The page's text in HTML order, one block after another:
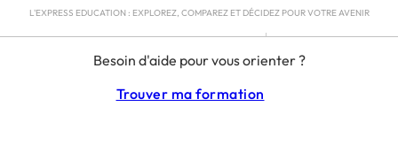
Besoin d'aide pour vous orienter ?
Trouver ma formation
L'EXPRESS EDUCATION : EXPLOREZ, COMPAREZ ET DÉCIDEZ POUR VOTRE AVENIR
RGPD